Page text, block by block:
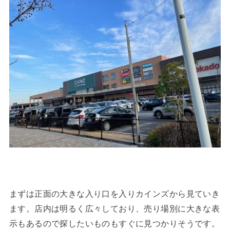
まずは正面の大きな入り口を入りカインズから見ていき
ます。店内は明るく広々しており、売り場別に大きな表
示もあるので探したいものもすぐに見つかりそうです。